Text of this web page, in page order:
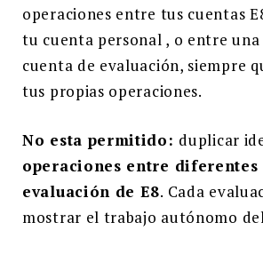
operaciones entre tus cuentas
tu cuenta personal , o entre
cuenta de evaluación, siempre
tus propias operaciones.
No esta permitido: duplicar
operaciones entre diferentes
evaluación de E8. Cada
mostrar el trabajo autónomo